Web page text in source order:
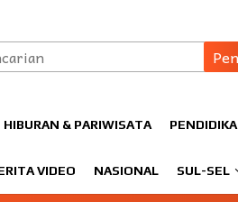
HIBURAN & PARIWISATA
VIDEO NASIONAL SUL-SEL